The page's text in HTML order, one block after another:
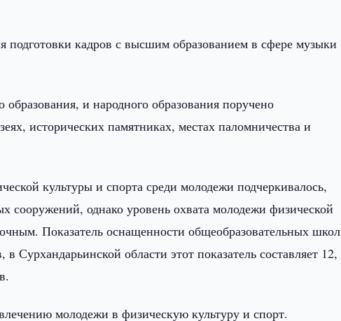
подготовки кадров с высшим образованием в сфере музыки
и народного образования поручено
исторических памятниках, местах паломничества и
культуры и спорта среди молодежи подчеркивалось,
сооружений, однако уровень охвата молодежи физической
Показатель оснащенности общеобразовательных школ
Сурхандарьинской области этот показатель составляет 12,
молодежи в физическую культуру и спорт.